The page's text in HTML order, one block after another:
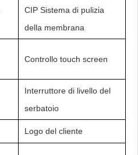
CIP Sistema di pulizia
della membrana
Controllo touch screen
Interruttore di livello del
serbatoio
Logo del cliente